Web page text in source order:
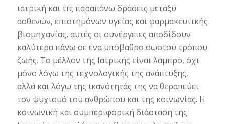
ιατρική και τις παραπάνω δράσεις μεταξύ
ασθενών, επιστημόνων υγείας και φαρμακευτικής
βιομηχανίας, αυτές οι συνέργειες αποδίδουν
καλύτερα πάνω σε ένα υπόβαθρο σωστού τρόπου
ζωής. Το μέλλον της Ιατρικής είναι λαμπρό, όχι
μόνο λόγω της τεχνολογικής της ανάπτυξης,
αλλά και λόγω της ικανότητάς της να θεραπεύει
τον ψυχισμό του ανθρώπου και της κοινωνίας. Η
κοινωνική και συμπεριφορική διάσταση της